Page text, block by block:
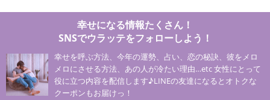
幸せになる情報たくさん！
SNSでウラッテをフォローしよう！
幸せを呼ぶ方法、今年の運勢、占い、恋の秘訣、彼をメロ
メロにさせる方法、あの人が冷たい理由…etc 女性にとって
役に立つ内容を配信します♪LINEの友達になるとオトクな
クーポンもお届けっ！